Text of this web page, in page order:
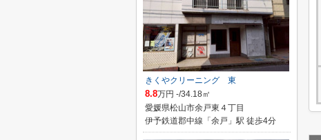
きくやクリーニング 東
8.8万円 -/34.18㎡
愛媛県松山市余戸東４丁目
伊予鉄道郡中線「余戸」駅 徒歩4分